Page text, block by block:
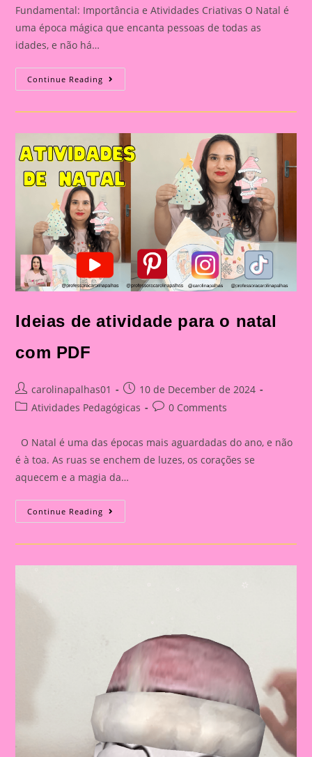
Fundamental: Importância e Atividades Criativas O Natal é
uma época mágica que encanta pessoas de todas as
idades, e não há…
Continue Reading Atividade
De
Educação
Infantil
E
Ensino
Fundamental:
Importância
E
Atividades
Criativas
Ideias de atividade para o natal
com PDF
Post
author:
carolinapalhas01
Post
published:
10 de December de 2024
PostAtividades Pedagógicas
Post0 Comments
O Natal é uma das épocas mais aguardadas do ano, e não
é à toa. As ruas se enchem de luzes, os corações se
aquecem e a magia da…
Continue Reading Ideias
De
Com